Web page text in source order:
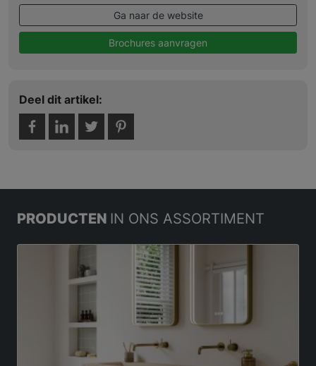
Ga naar de website
Brochures aanvragen
Deel dit artikel:
PRODUCTEN IN ONS ASSORTIMENT